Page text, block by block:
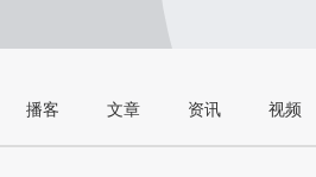
播客 文章 资讯 视频